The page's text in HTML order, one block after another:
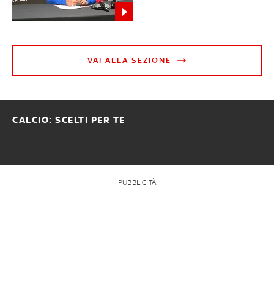
VAI ALLA SEZIONE
CALCIO: SCELTI PER TE
PUBBLICITÀ